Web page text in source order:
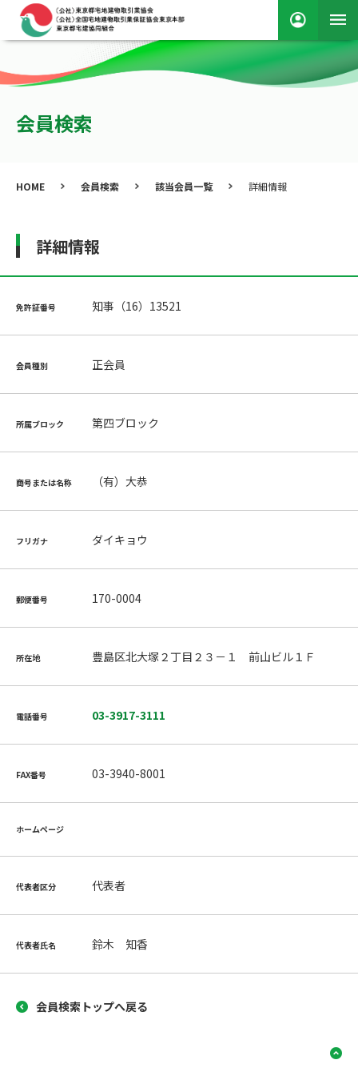
会員検索
HOME 会員検索 該当会員一覧 詳細情報
詳細情報
免許証番号 知事（16）13521
会員種別 正会員
所属ブロック 第四ブロック
商号または名称 （有）大恭
フリガナ ダイキョウ
郵便番号 170-0004
所在地 豊島区北大塚２丁目２３－１ 前山ビル１Ｆ
電話番号 03-3917-3111
FAX番号 03-3940-8001
ホームページ
代表者区分 代表者
代表者氏名 鈴木 知香
会員検索トップへ戻る